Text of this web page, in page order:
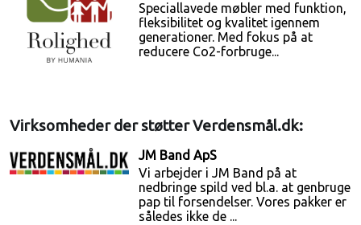
Speciallavede møbler med funktion,
fleksibilitet og kvalitet igennem
generationer. Med fokus på at
reducere Co2-forbruge...
Virksomheder der støtter Verdensmål.dk:
JM Band ApS
Vi arbejder i JM Band på at
nedbringe spild ved bl.a. at genbruge
pap til forsendelser. Vores pakker er
således ikke de ...